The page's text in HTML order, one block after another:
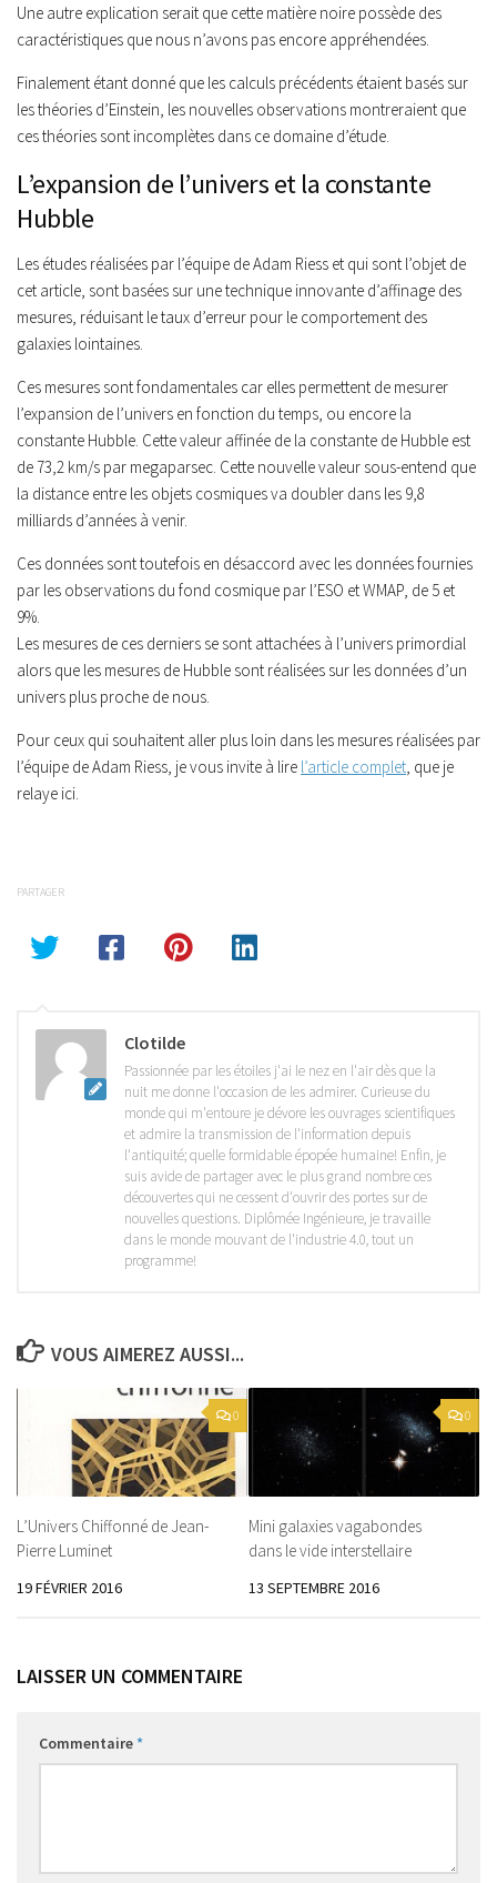
Une autre explication serait que cette matière noire possède des
caractéristiques que nous n’avons pas encore appréhendées.
Finalement étant donné que les calculs précédents étaient basés sur
les théories d’Einstein, les nouvelles observations montreraient que
ces théories sont incomplètes dans ce domaine d’étude.
L’expansion de l’univers et la constante
Hubble
Les études réalisées par l’équipe de Adam Riess et qui sont l’objet de
cet article, sont basées sur une technique innovante d’affinage des
mesures, réduisant le taux d’erreur pour le comportement des
galaxies lointaines.
Ces mesures sont fondamentales car elles permettent de mesurer
l’expansion de l’univers en fonction du temps, ou encore la
constante Hubble. Cette valeur affinée de la constante de Hubble est
de 73,2 km/s par megaparsec. Cette nouvelle valeur sous-entend que
la distance entre les objets cosmiques va doubler dans les 9,8
milliards d’années à venir.
Ces données sont toutefois en désaccord avec les données fournies
par les observations du fond cosmique par l’ESO et WMAP, de 5 et
9%.
Les mesures de ces derniers se sont attachées à l’univers primordial
alors que les mesures de Hubble sont réalisées sur les données d’un
univers plus proche de nous.
Pour ceux qui souhaitent aller plus loin dans les mesures réalisées par
l’équipe de Adam Riess, je vous invite à lire l’article complet , que je
relaye ici.
PARTAGER
Clotilde
Passionnée par les étoiles j'ai le nez en l'air dès que la
nuit me donne l'occasion de les admirer. Curieuse du
monde qui m'entoure je dévore les ouvrages scientifiques
et admire la transmission de l'information depuis
l'antiquité; quelle formidable épopée humaine! Enfin, je
suis avide de partager avec le plus grand nombre ces
découvertes qui ne cessent d'ouvrir des portes sur de
nouvelles questions. Diplômée Ingénieure, je travaille
dans le monde mouvant de l'industrie 4.0, tout un
programme!
VOUS AIMEREZ AUSSI...
0
L’Univers Chiffonné de Jean-
Pierre Luminet
19 FÉVRIER 2016
0
Mini galaxies vagabondes
dans le vide interstellaire
13 SEPTEMBRE 2016
LAISSER UN COMMENTAIRE
Commentaire*